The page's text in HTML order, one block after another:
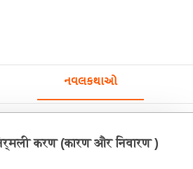
નવલકથાઓ
करण (कारण और निवारण )